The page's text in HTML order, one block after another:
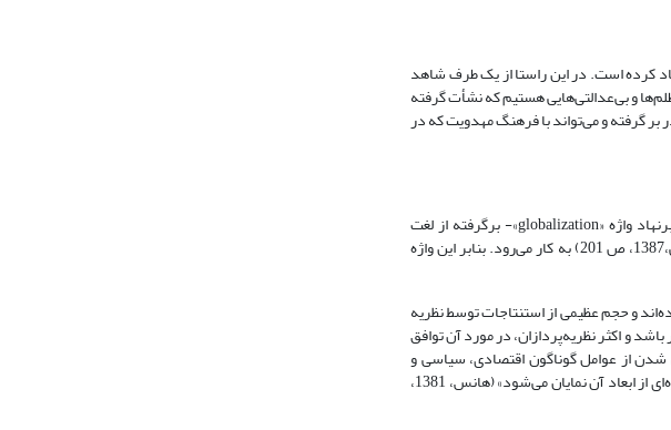
کرده است. در این راستا از یک طرف شاهد
و بی‌عدالتی‌هایی هستیم که نشأت گرفته
گرفته و می‌تواند با فرهنگ مهدویت که در
برای آشکار شدن نسبت «مهدویت» با «جهانی‌شدن»، ابتدا مفهوم لغوی و اصطلاحی این دو تبیین می‌شود. جهانی‌شدن از نظر لغوی برابرنهاد واژه «globalization»- برگرفته از لغت
«globe»- است. لغت «globe» در معانی: کُره، گوی، کروی کردن، گرد کردن (حییم،1381، ص350)، جهانی، عمومی، جامع (نوروزی خیابانی،1387، ص 201) به کار می‌رود. بنابر این واژه
و حجم عظیمی از استنتاجات توسط نظریه
و اکثر نظریه‌پردازان، در مورد آن توافق
شدن از عوامل گوناگون اقتصادی، سیاسی و
فرهنگی ریشه می‌گیرد. دلیل چنین ابهامی می‌تواند این امر باشد که «این پدیده به حد نهایی تکامل خود نرسیده است، و هر روز چهره تازه‌ای از ابعاد آن نمایان می‌شود» (هانس، 1381،